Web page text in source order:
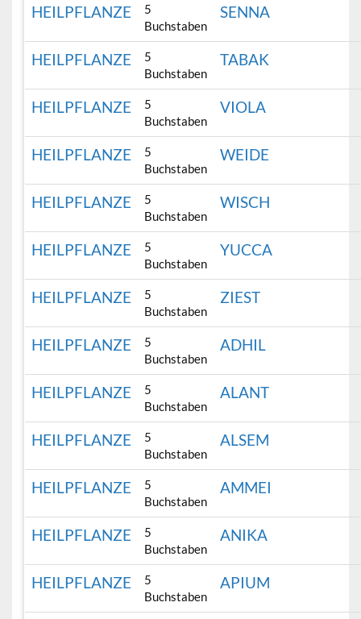
HEILPFLANZE
5
Buchstaben
SENNA
HEILPFLANZE
5
Buchstaben
TABAK
HEILPFLANZE
5
Buchstaben
VIOLA
HEILPFLANZE
5
Buchstaben
WEIDE
HEILPFLANZE
5
Buchstaben
WISCH
HEILPFLANZE
5
Buchstaben
YUCCA
HEILPFLANZE
5
Buchstaben
ZIEST
HEILPFLANZE
5
Buchstaben
ADHIL
HEILPFLANZE
5
Buchstaben
ALANT
HEILPFLANZE
5
Buchstaben
ALSEM
HEILPFLANZE
5
Buchstaben
AMMEI
HEILPFLANZE
5
Buchstaben
ANIKA
HEILPFLANZE
5
Buchstaben
APIUM